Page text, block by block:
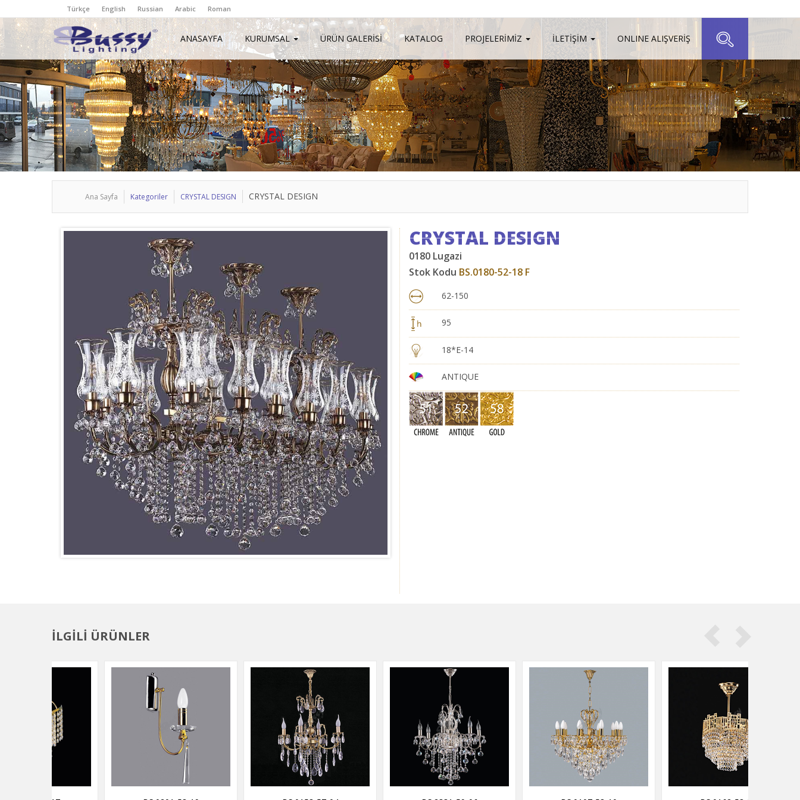
Türkçe English Russian Arabic Roman
ANASAYFA KURUMSAL ÜRÜN GALERİSİ KATALOG PROJELERİMİZ İLETİŞİM ONLINE ALIŞVERİŞ
Ana Sayfa Kategoriler CRYSTAL DESIGN CRYSTAL DESIGN
CRYSTAL DESIGN
0180 Lugazi
Stok Kodu BS.0180-52-18 F
62-150
95
18*E-14
ANTIQUE
İLGİLİ ÜRÜNLER